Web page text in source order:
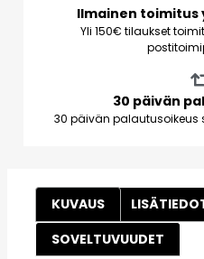
Ilmainen toimitus
Yli 150€ tilaukset
30 päivän
30 päivän palautusoikeus
KUVAUS
SOVELTUVUUDET